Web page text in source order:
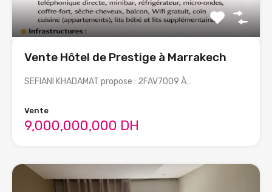
Vente Hôtel de Prestige à Marrakech
SEFIANI KHADAMAT propose : 2FAV7009 À…
Vente
9,000,000,000 DH